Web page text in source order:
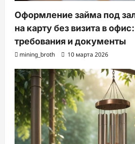
Оформление займа под
на карту без визита в
требования и документы
mining_broth 10 марта 2026